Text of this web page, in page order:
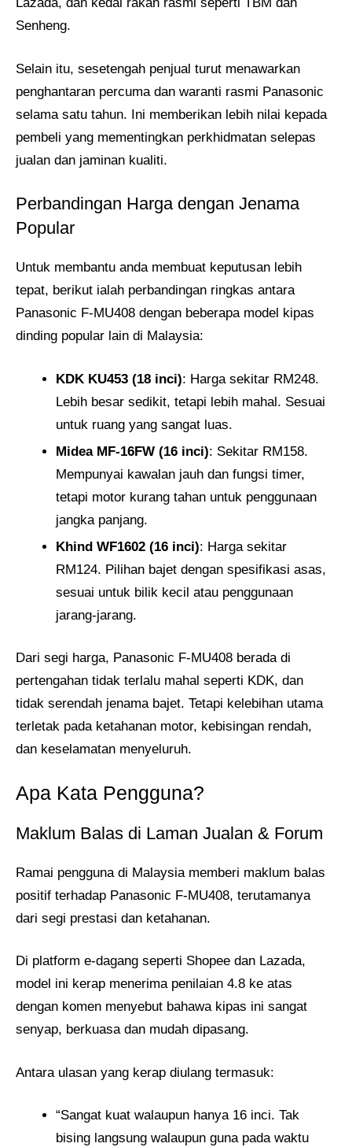
Senheng.
Selain itu, sesetengah penjual turut menawarkan
penghantaran percuma dan waranti rasmi Panasonic
selama satu tahun. Ini memberikan lebih nilai kepada
pembeli yang mementingkan perkhidmatan selepas
jualan dan jaminan kualiti.
Perbandingan Harga dengan Jenama
Popular
Untuk membantu anda membuat keputusan lebih
tepat, berikut ialah perbandingan ringkas antara
Panasonic F-MU408 dengan beberapa model kipas
dinding popular lain di Malaysia:
KDK KU453 (18 inci): Harga sekitar RM248.
Lebih besar sedikit, tetapi lebih mahal. Sesuai
untuk ruang yang sangat luas.
Midea MF-16FW (16 inci): Sekitar RM158.
Mempunyai kawalan jauh dan fungsi timer,
tetapi motor kurang tahan untuk penggunaan
jangka panjang.
Khind WF1602 (16 inci): Harga sekitar
RM124. Pilihan bajet dengan spesifikasi asas,
sesuai untuk bilik kecil atau penggunaan
jarang-jarang.
Dari segi harga, Panasonic F-MU408 berada di
pertengahan tidak terlalu mahal seperti KDK, dan
tidak serendah jenama bajet. Tetapi kelebihan utama
terletak pada ketahanan motor, kebisingan rendah,
dan keselamatan menyeluruh.
Apa Kata Pengguna?
Maklum Balas di Laman Jualan & Forum
Ramai pengguna di Malaysia memberi maklum balas
positif terhadap Panasonic F-MU408, terutamanya
dari segi prestasi dan ketahanan.
Di platform e-dagang seperti Shopee dan Lazada,
model ini kerap menerima penilaian 4.8 ke atas
dengan komen menyebut bahawa kipas ini sangat
senyap, berkuasa dan mudah dipasang.
Antara ulasan yang kerap diulang termasuk:
“Sangat kuat walaupun hanya 16 inci. Tak
bising langsung walaupun guna pada waktu